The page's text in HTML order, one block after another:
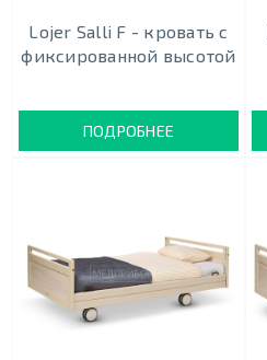
Lojer Salli F - кровать с
фиксированной высотой
ПОДРОБНЕЕ